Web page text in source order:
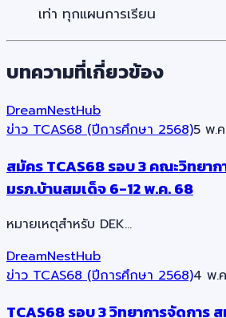
เท่า ทุกแผนการเรียน
บทความที่เกี่ยวข้อง
DreamNestHub
ข่าว TCAS68 (ปีการศึกษา 2568)5 พ.
สมัคร TCAS68 รอบ 3 คณะวิทยาก
มรภ.บ้านสมเด็จ 6-12 พ.ค. 68
หมายเหตุสำหรับ DEK…
DreamNestHub
ข่าว TCAS68 (ปีการศึกษา 2568)4 พ.
TCAS68 รอบ 3 วิทยาการจัดการ